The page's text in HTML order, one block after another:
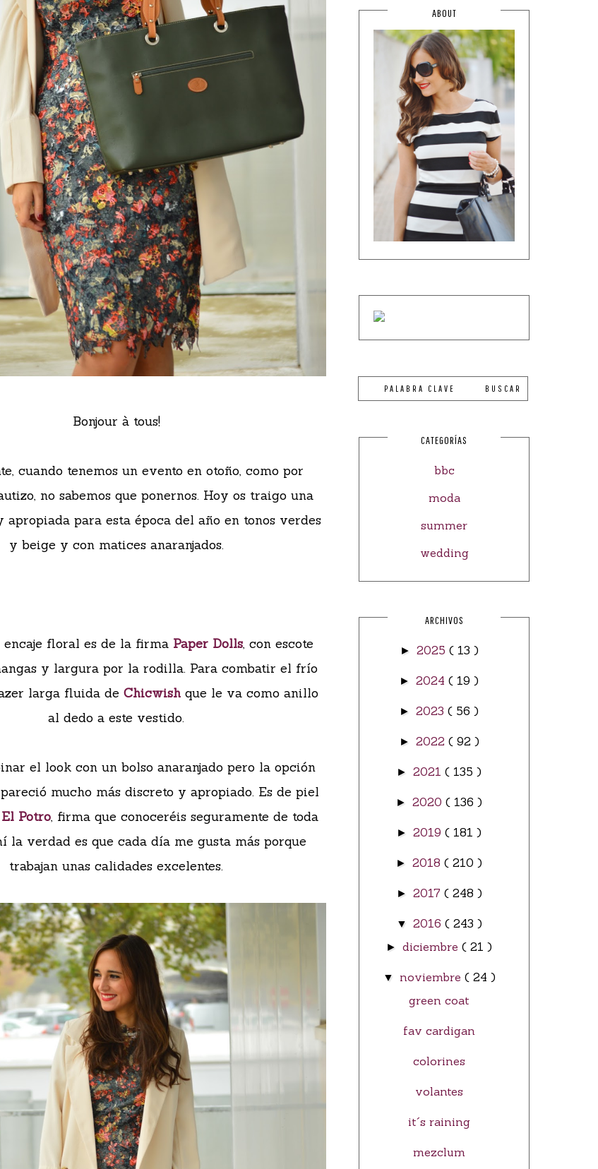
Bonjour à tous!
cuando tenemos un evento en otoño, como por
no sabemos que ponernos. Hoy os traigo una
apropiada para esta época del año en tonos verdes
y beige y con matices anaranjados.
floral es de la firma Paper Dolls, con escote
y largura por la rodilla. Para combatir el frío
larga fluida deChicwishque le va como anillo
al dedo a este vestido.
el look con un bolso anaranjado pero la opción
mucho más discreto y apropiado. Es de piel
El Potro, firma que conoceréis seguramente de toda
la verdad es que cada día me gusta más porque
trabajan unas calidades excelentes.
ABOUT
CATEGORÍAS
bbc
moda
summer
wedding
ARCHIVOS
► 2025 ( 13 )
►2024( 19 )
►2023( 56 )
► 2022 ( 92 )
►2021( 135 )
►2020( 136 )
►2019( 181 )
►2018( 210 )
► 2017 ( 248 )
▼ 2016 ( 243 )
►diciembre( 21 )
▼ noviembre ( 24 )
green coat
fav cardigan
colorines
volantes
it´s raining
mezclum